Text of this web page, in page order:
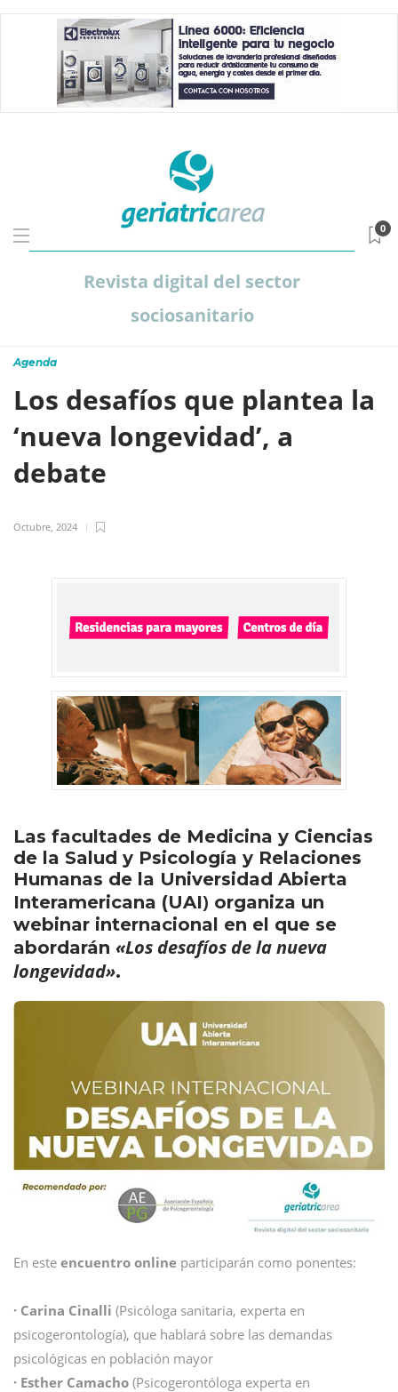
Revista digital del sector
sociosanitario
0
Agenda
Los desafíos que plantea la
‘nueva longevidad’, a
debate
Octubre, 2024
Las facultades de Medicina y Ciencias
de la Salud y Psicología y Relaciones
Humanas de la Universidad Abierta
Interamericana (UAI) organiza un
webinar internacional en el que se
abordarán «Los desafíos de la nueva
longevidad».
En este encuentro online participarán como ponentes:
· Carina Cinalli (Psicóloga sanitaria, experta en
psicogerontología), que hablará sobre las demandas
psicológicas en población mayor
· Esther Camacho (Psicogerontóloga experta en